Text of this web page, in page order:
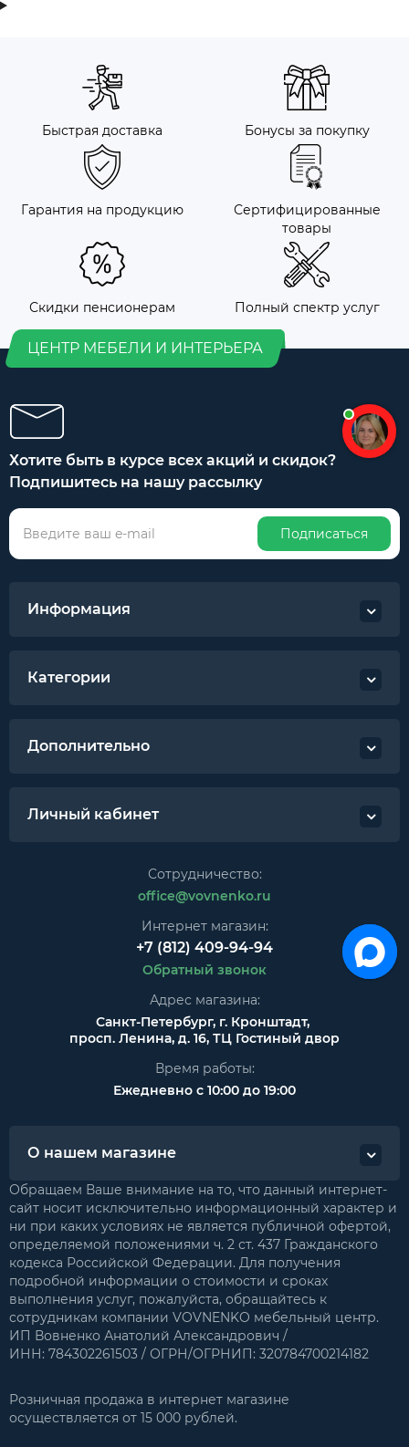
Быстрая доставка Бонусы за покупку
Гарантия на продукцию
Сертифицированные
товары
Скидки пенсионерам Полный спектр услуг
ЦЕНТР МЕБЕЛИ И ИНТЕРЬЕРА
Хотите быть в курсе всех акций и скидок?
Подпишитесь на нашу рассылку
Подписаться
Информация
Категории
Дополнительно
Личный кабинет
Сотрудничество:
office@vovnenko.ru
Интернет магазин:
+7 (812) 409-94-94
Обратный звонок
Адрес магазина:
Санкт-Петербург, г. Кронштадт,
просп. Ленина, д. 16, ТЦ Гостиный двор
Время работы:
Ежедневно с 10:00 до 19:00
О нашем магазине
Обращаем Ваше внимание на то, что данный интернет-
сайт носит исключительно информационный характер и
ни при каких условиях не является публичной офертой,
определяемой положениями ч. 2 ст. 437 Гражданского
кодекса Российской Федерации. Для получения
подробной информации о стоимости и сроках
выполнения услуг, пожалуйста, обращайтесь к
сотрудникам компании VOVNENKO мебельный центр.
ИП Вовненко Анатолий Александрович /
ИНН: 784302261503 / ОГРН/ОГРНИП: 320784700214182
Розничная продажа в интернет магазине
осуществляется от 15 000 рублей.